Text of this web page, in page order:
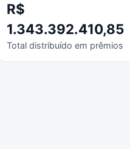
R$
1.343.392.410,85
Total distribuído em prêmios